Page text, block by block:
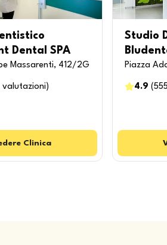
Dental SPA
Massarenti, 412/2G
valutazioni )
Clinica
Studio
Piazza
4.9 (555